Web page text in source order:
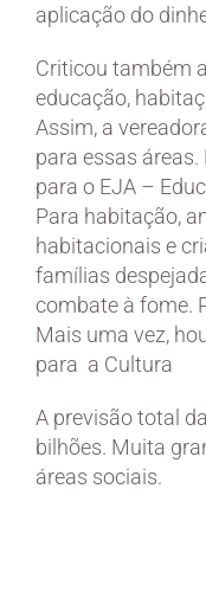
aplicação do
Criticou também
educação,
Assim, a
para essas
para o EJA –
Para habitação,
habitacionais e
famílias
combate à fome.
Mais uma vez,
para a Cultura
A previsão total
bilhões. Muita
áreas sociais.